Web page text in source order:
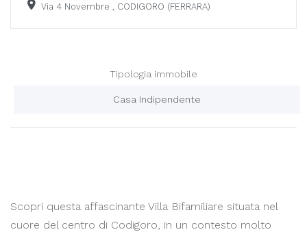
Via 4 Novembre , CODIGORO (FERRARA)
Tipologia immobile
Casa Indipendente
Scopri questa affascinante Villa Bifamiliare situata nel
cuore del centro di Codigoro, in un contesto molto